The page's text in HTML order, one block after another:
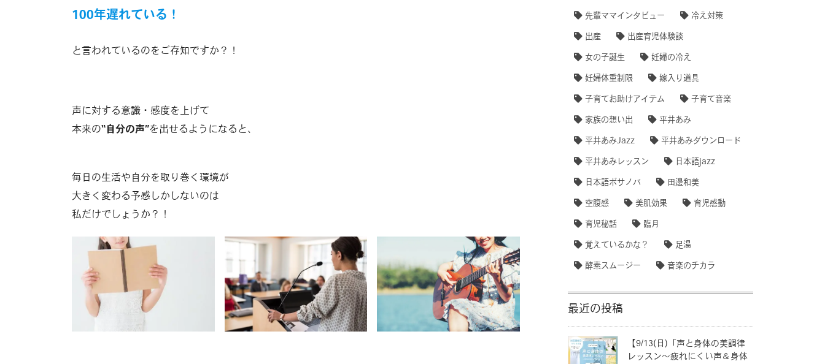
100年遅れている！
と言われているのをご存知ですか？！
声に対する意識・感度を上げて
本来の“自分の声”を出せるようになると、
毎日の生活や自分を取り巻く環境が
大きく変わる予感しかしないのは
私だけでしょうか？！
先輩ママインタビュー 冷え対策
出産 出産育児体験談
女の子誕生 妊婦の冷え
妊婦体重制限 嫁入り道具
子育てお助けアイテム 子育て音楽
家族の想い出 平井あみ
平井あみJazz 平井あみダウンロード
平井あみレッスン 日本語jazz
日本語ボサノバ 田邊和美
空腹感 美肌効果 育児感動
育児秘話 臨月
覚えているかな？ 足湯
酵素スムージー 音楽のチカラ
最近の投稿
【9/13(日)「声と身体の美調律
レッスン〜疲れにくい声＆身体